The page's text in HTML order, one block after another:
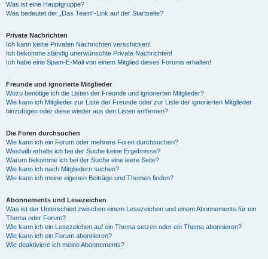
Was ist eine Hauptgruppe?
Was bedeutet der „Das Team“-Link auf der Startseite?
Private Nachrichten
Ich kann keine Privaten Nachrichten verschicken!
Ich bekomme ständig unerwünschte Private Nachrichten!
Ich habe eine Spam-E-Mail von einem Mitglied dieses Forums erhalten!
Freunde und ignorierte Mitglieder
Wozu benötige ich die Listen der Freunde und ignorierten Mitglieder?
Wie kann ich Mitglieder zur Liste der Freunde oder zur Liste der ignorierten Mitglieder
hinzufügen oder diese wieder aus den Listen entfernen?
Die Foren durchsuchen
Wie kann ich ein Forum oder mehrere Foren durchsuchen?
Weshalb erhalte ich bei der Suche keine Ergebnisse?
Warum bekomme ich bei der Suche eine leere Seite?
Wie kann ich nach Mitgliedern suchen?
Wie kann ich meine eigenen Beiträge und Themen finden?
Abonnements und Lesezeichen
Was ist der Unterschied zwischen einem Lesezeichen und einem Abonnements für ein
Thema oder Forum?
Wie kann ich ein Lesezeichen auf ein Thema setzen oder ein Thema abonnieren?
Wie kann ich ein Forum abonnieren?
Wie deaktiviere ich meine Abonnements?